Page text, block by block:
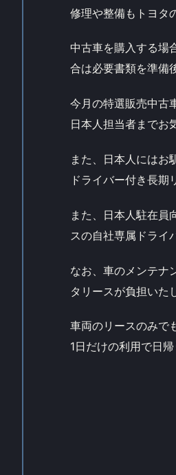
修理や整備もトヨタ
中古車を購入する場
合は必要書類を準備
今月の特選販売中古
日本人担当者までお
また、日本人にはお
ドライバー付き長期
また、日本人駐在員
スの自社専属ドライ
なお、車のメンテナ
タリースが負担いた
車両のリースのみで
1日だけの利用で日